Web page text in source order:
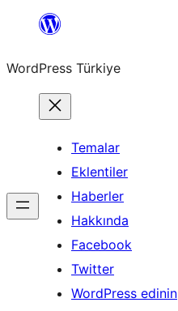
İçeriğe
WordPress Türkiye
Temalar
Eklentiler
Haberler
Hakkında
Facebook
Twitter
WordPress edinin